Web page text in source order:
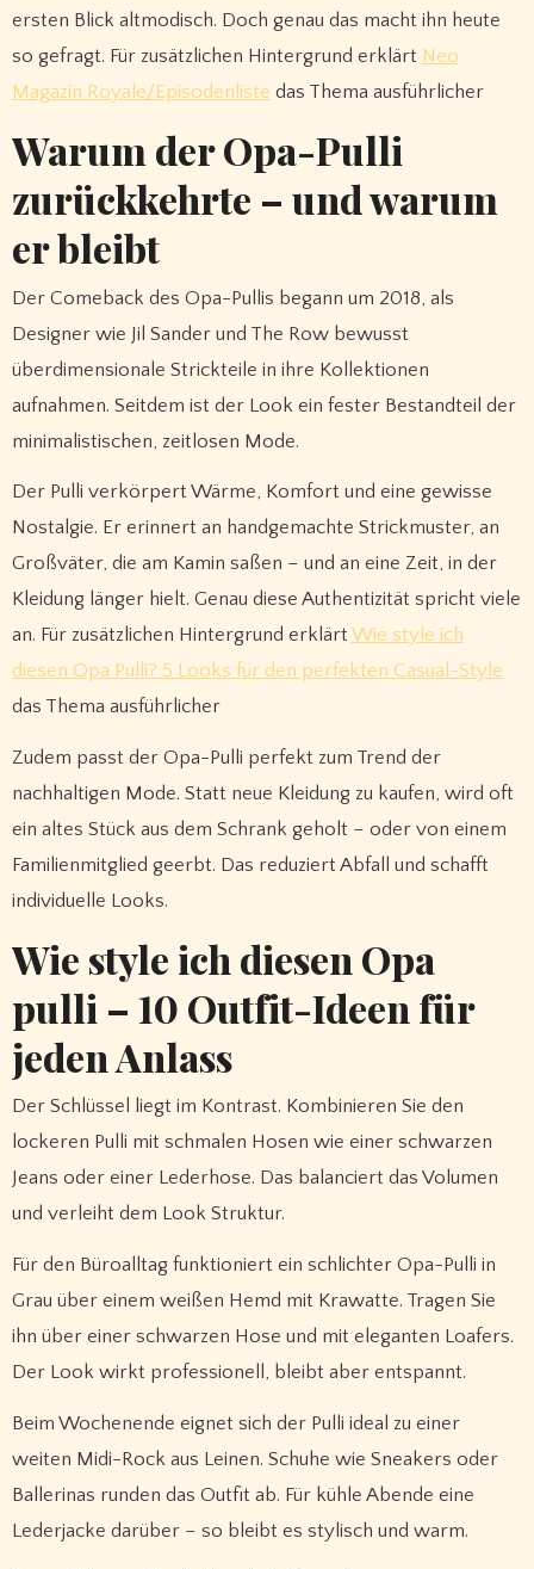
ersten Blick altmodisch. Doch genau das macht ihn heute
so gefragt. Für zusätzlichen Hintergrund erklärt Neo
Magazin Royale/Episodenliste das Thema ausführlicher
Warum der Opa-Pulli
zurückkehrte – und warum
er bleibt
Der Comeback des Opa-Pullis begann um 2018, als
Designer wie Jil Sander und The Row bewusst
überdimensionale Strickteile in ihre Kollektionen
aufnahmen. Seitdem ist der Look ein fester Bestandteil der
minimalistischen, zeitlosen Mode.
Der Pulli verkörpert Wärme, Komfort und eine gewisse
Nostalgie. Er erinnert an handgemachte Strickmuster, an
Großväter, die am Kamin saßen – und an eine Zeit, in der
Kleidung länger hielt. Genau diese Authentizität spricht viele
an. Für zusätzlichen Hintergrund erklärt Wie style ich
diesen Opa Pulli? 5 Looks für den perfekten Casual-Style
das Thema ausführlicher
Zudem passt der Opa-Pulli perfekt zum Trend der
nachhaltigen Mode. Statt neue Kleidung zu kaufen, wird oft
ein altes Stück aus dem Schrank geholt – oder von einem
Familienmitglied geerbt. Das reduziert Abfall und schafft
individuelle Looks.
Wie style ich diesen Opa
pulli – 10 Outfit-Ideen für
jeden Anlass
Der Schlüssel liegt im Kontrast. Kombinieren Sie den
lockeren Pulli mit schmalen Hosen wie einer schwarzen
Jeans oder einer Lederhose. Das balanciert das Volumen
und verleiht dem Look Struktur.
Für den Büroalltag funktioniert ein schlichter Opa-Pulli in
Grau über einem weißen Hemd mit Krawatte. Tragen Sie
ihn über einer schwarzen Hose und mit eleganten Loafers.
Der Look wirkt professionell, bleibt aber entspannt.
Beim Wochenende eignet sich der Pulli ideal zu einer
weiten Midi-Rock aus Leinen. Schuhe wie Sneakers oder
Ballerinas runden das Outfit ab. Für kühle Abende eine
Lederjacke darüber – so bleibt es stylisch und warm.